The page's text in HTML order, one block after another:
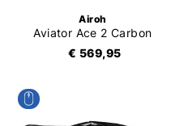
Airoh
Aviator Ace 2 Carbon
€ 569,95